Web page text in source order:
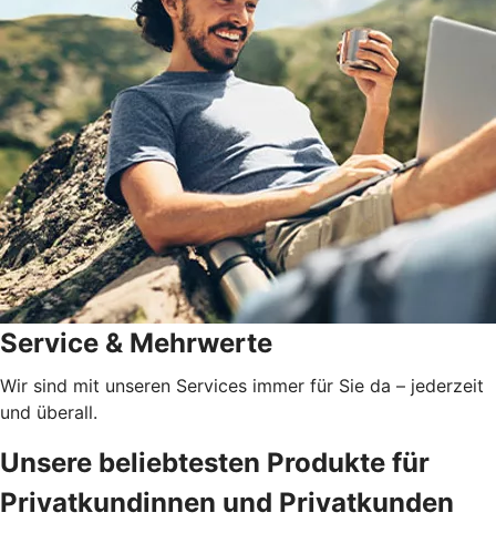
Service & Mehrwerte
Wir sind mit unseren Services immer für Sie da – jederzeit
und überall.
Unsere beliebtesten Produkte für
Privatkundinnen und Privatkunden